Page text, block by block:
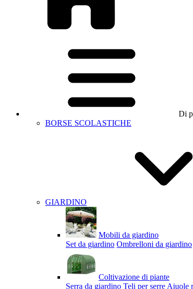
Di
BORSE SCOLASTICHE
GIARDINO
Mobili da giardino
Set da giardino Ombrelloni da giardino
Coltivazione di piante
Serra da giardino Teli per serre Aiuole